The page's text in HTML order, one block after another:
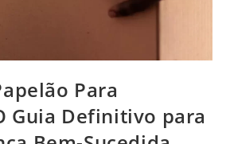
Para
Guia Definitivo para